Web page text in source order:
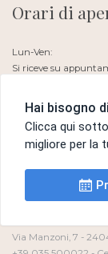
Orari di
Lun-Ven:
Si riceve su
Via Manzoni, 7 -